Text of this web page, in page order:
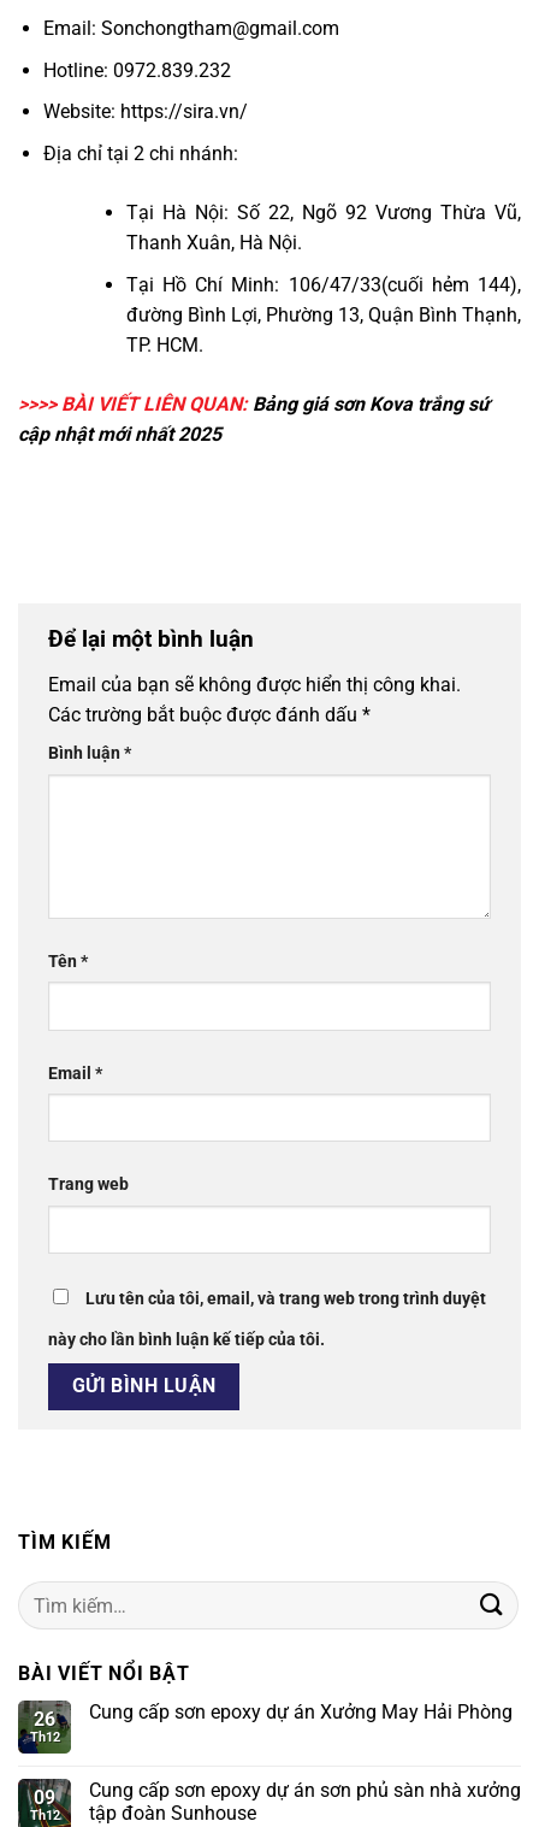
Email: Sonchongtham@gmail.com
Hotline: 0972.839.232
Website: https://sira.vn/
Địa chỉ tại 2 chi nhánh:
Tại Hà Nội: Số 22, Ngõ 92 Vương Thừa Vũ,
Thanh Xuân, Hà Nội.
Tại Hồ Chí Minh: 106/47/33(cuối hẻm 144),
đường Bình Lợi, Phường 13, Quận Bình Thạnh,
TP. HCM.
>>>> BÀI VIẾT LIÊN QUAN: Bảnggiá sơn Kova trắng sứ
cập nhật mới nhất 2025
Để lại một bình luận
Email của bạn sẽ không được hiển thị công khai.
Các trường bắt buộc được đánh dấu *
Bình luận*
Tên*
Email *
Trang web
Lưu tên của tôi, email, và trang web trong trình duyệt
này cho lần bình luận kế tiếp của tôi.
TÌM KIẾM
Tìm
kiếm:
BÀI VIẾT NỔI BẬT
26
Th12
Cung cấp sơn epoxy dự án Xưởng May Hải Phòng
09
Th12
Cung cấp sơn epoxy dự án sơn phủ sàn nhà xưởng
tập đoàn Sunhouse